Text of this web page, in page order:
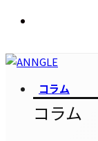
コラム
コラム